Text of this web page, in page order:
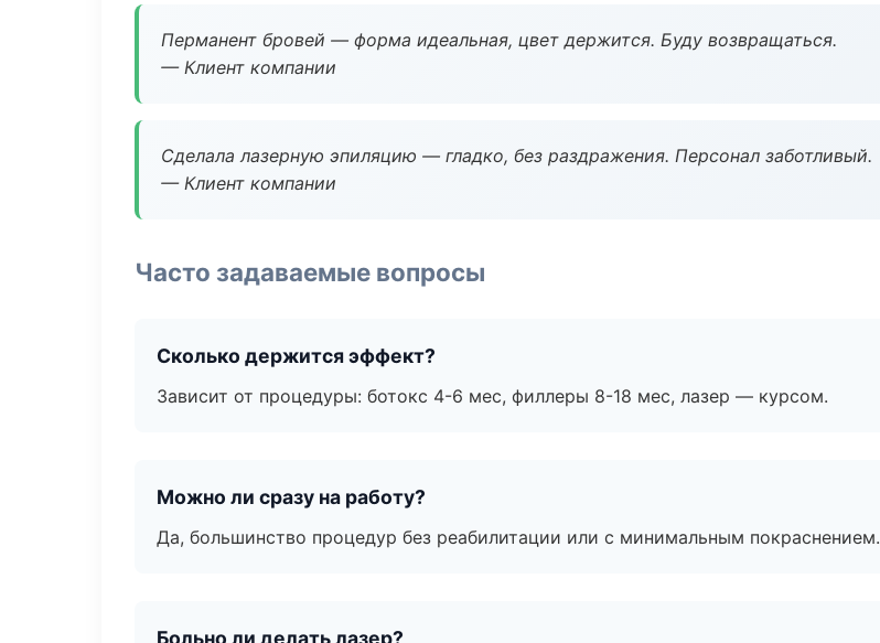
Перманент бровей — форма идеальная, цвет держится. Буду возвращаться.
— Клиент компании
Сделала лазерную эпиляцию — гладко, без раздражения. Персонал заботливый.
— Клиент компании
Часто задаваемые вопросы
Сколько держится эффект?
Зависит от процедуры: ботокс 4-6 мес, филлеры 8-18 мес, лазер — курсом.
Можно ли сразу на работу?
Да, большинство процедур без реабилитации или с минимальным покраснением.
Больно ли делать лазер?